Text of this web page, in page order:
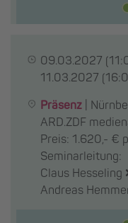
09.03.2027
11.03.2027
Präsenz
ARD.ZDF
Preis: 1.620,- €
Seminarleitung:
Claus Hesseling
Andreas